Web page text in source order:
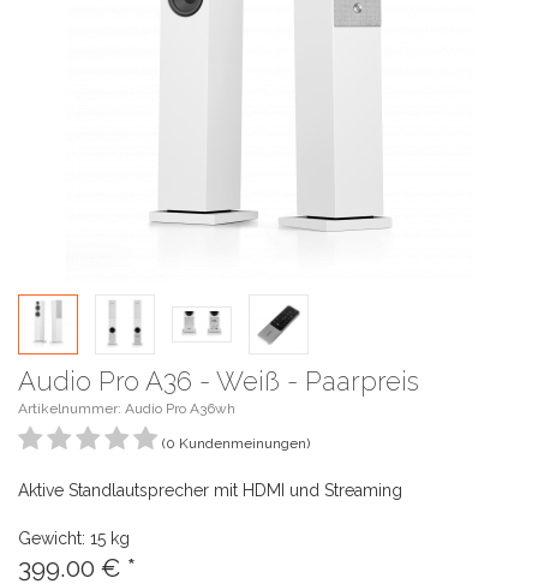
Audio Pro A36 - Weiß - Paarpreis
Artikelnummer: Audio Pro A36wh
(0 Kundenmeinungen)
Aktive Standlautsprecher mit HDMI und Streaming
Gewicht: 15 kg
399.00 € *